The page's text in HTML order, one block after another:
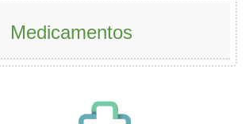
Medicamentos